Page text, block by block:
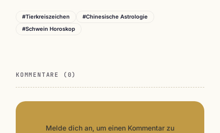
#Tierkreiszeichen
#Chinesische Astrologie
#Schwein Horoskop
KOMMENTARE (0)
Melde dich an, um einen Kommentar zu